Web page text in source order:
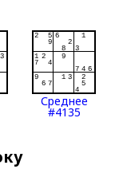
Среднее
#4135